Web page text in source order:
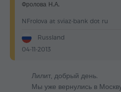
Фролова Н.А.
NFrolova at sviaz-bank dot ru
Russland
04-11-2013
Лилит, добрый день.
Мы уже вернулись в